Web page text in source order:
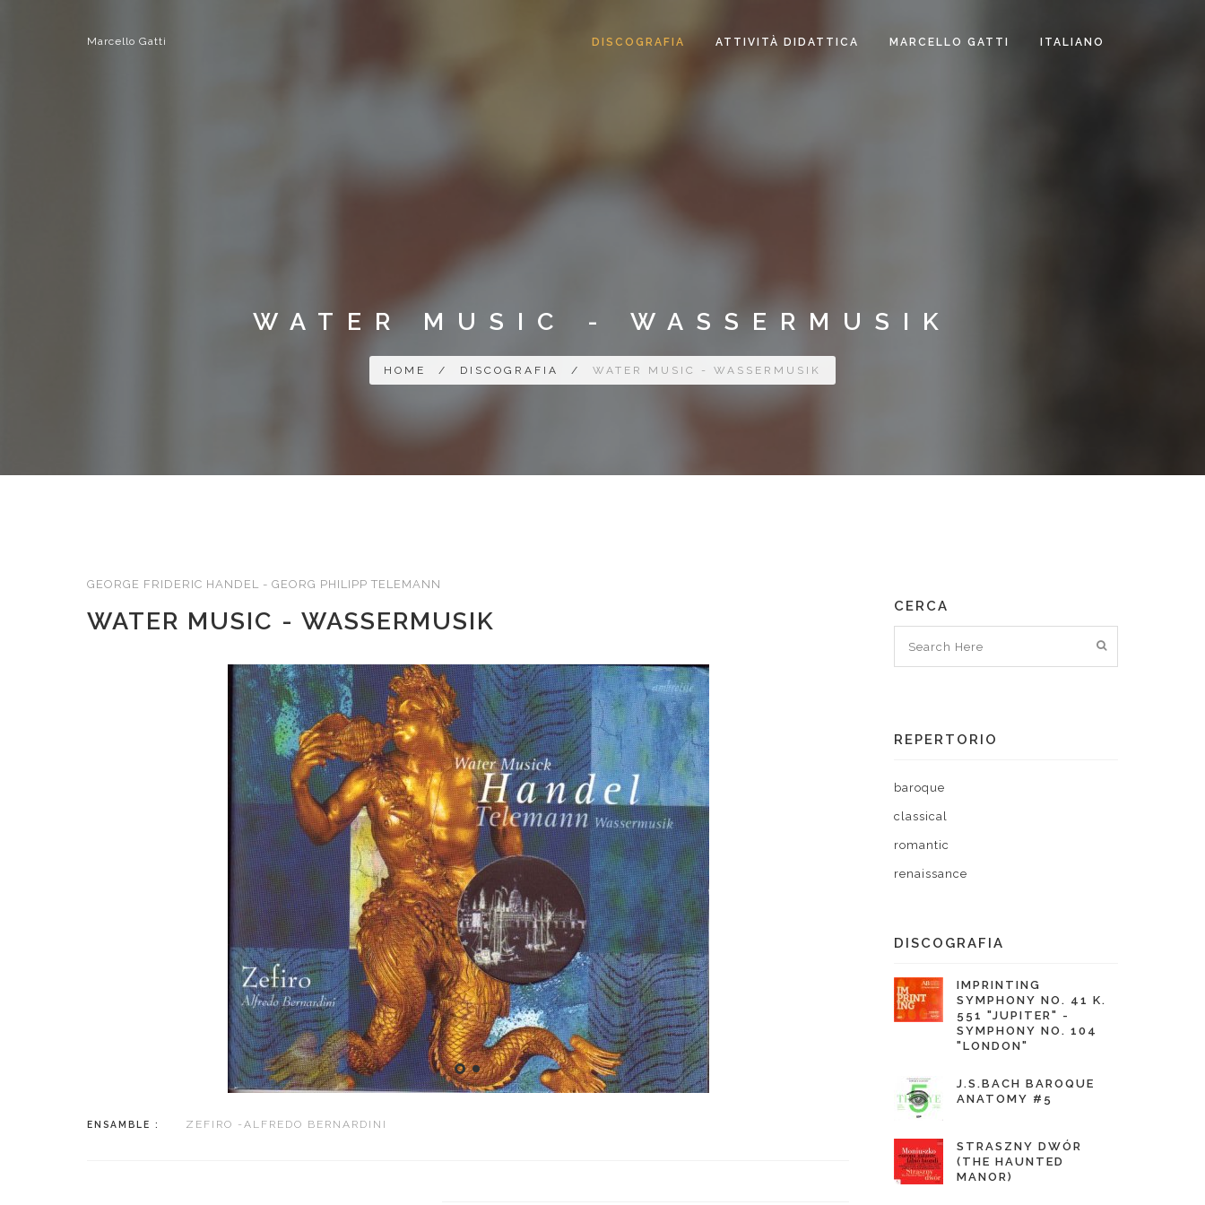
Marcello Gatti DISCOGRAFIA ATTIVITÀ DIDATTICA MARCELLO GATTI ITALIANO
WATER MUSIC - WASSERMUSIK
HOME / DISCOGRAFIA / WATER MUSIC - WASSERMUSIK
GEORGE FRIDERIC HANDEL - GEORG PHILIPP TELEMANN
WATER MUSIC - WASSERMUSIK
ENSAMBLE : ZEFIRO -ALFREDO BERNARDINI
CERCA
REPERTORIO
baroque
classical
romantic
renaissance
DISCOGRAFIA
IMPRINTING
SYMPHONY NO. 41 K.
551 "JUPITER" -
SYMPHONY NO. 104
"LONDON"
J.S.BACH BAROQUE
ANATOMY #5
STRASZNY DWÓR
(THE HAUNTED
MANOR)